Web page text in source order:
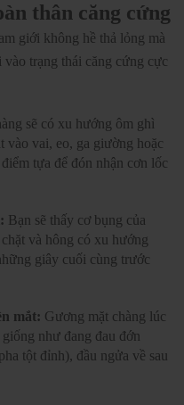
thân căng cứng
giới không hề thả lỏng mà
trạng thái căng cứng cực
sẽ có xu hướng ôm ghì
vào vai, eo, ga giường hoặc
tựa để đón nhận cơn lốc
Bạn sẽ thấy cơ bụng của
và hông có xu hướng
giây cuối cùng trước
mắt: Gương mặt chàng lúc
như đang đau đớn
tột đỉnh), đầu ngửa về sau